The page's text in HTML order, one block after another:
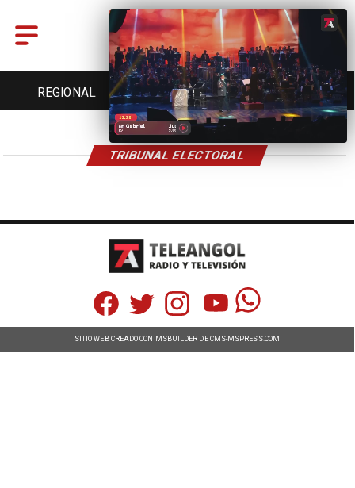
REGIONAL ENTRETENCIÓN DEPORTES
TRIBUNAL ELECTORAL
SITIO WEB CREADO CON MSBUILDER DE CMS-MSPRESS.COM